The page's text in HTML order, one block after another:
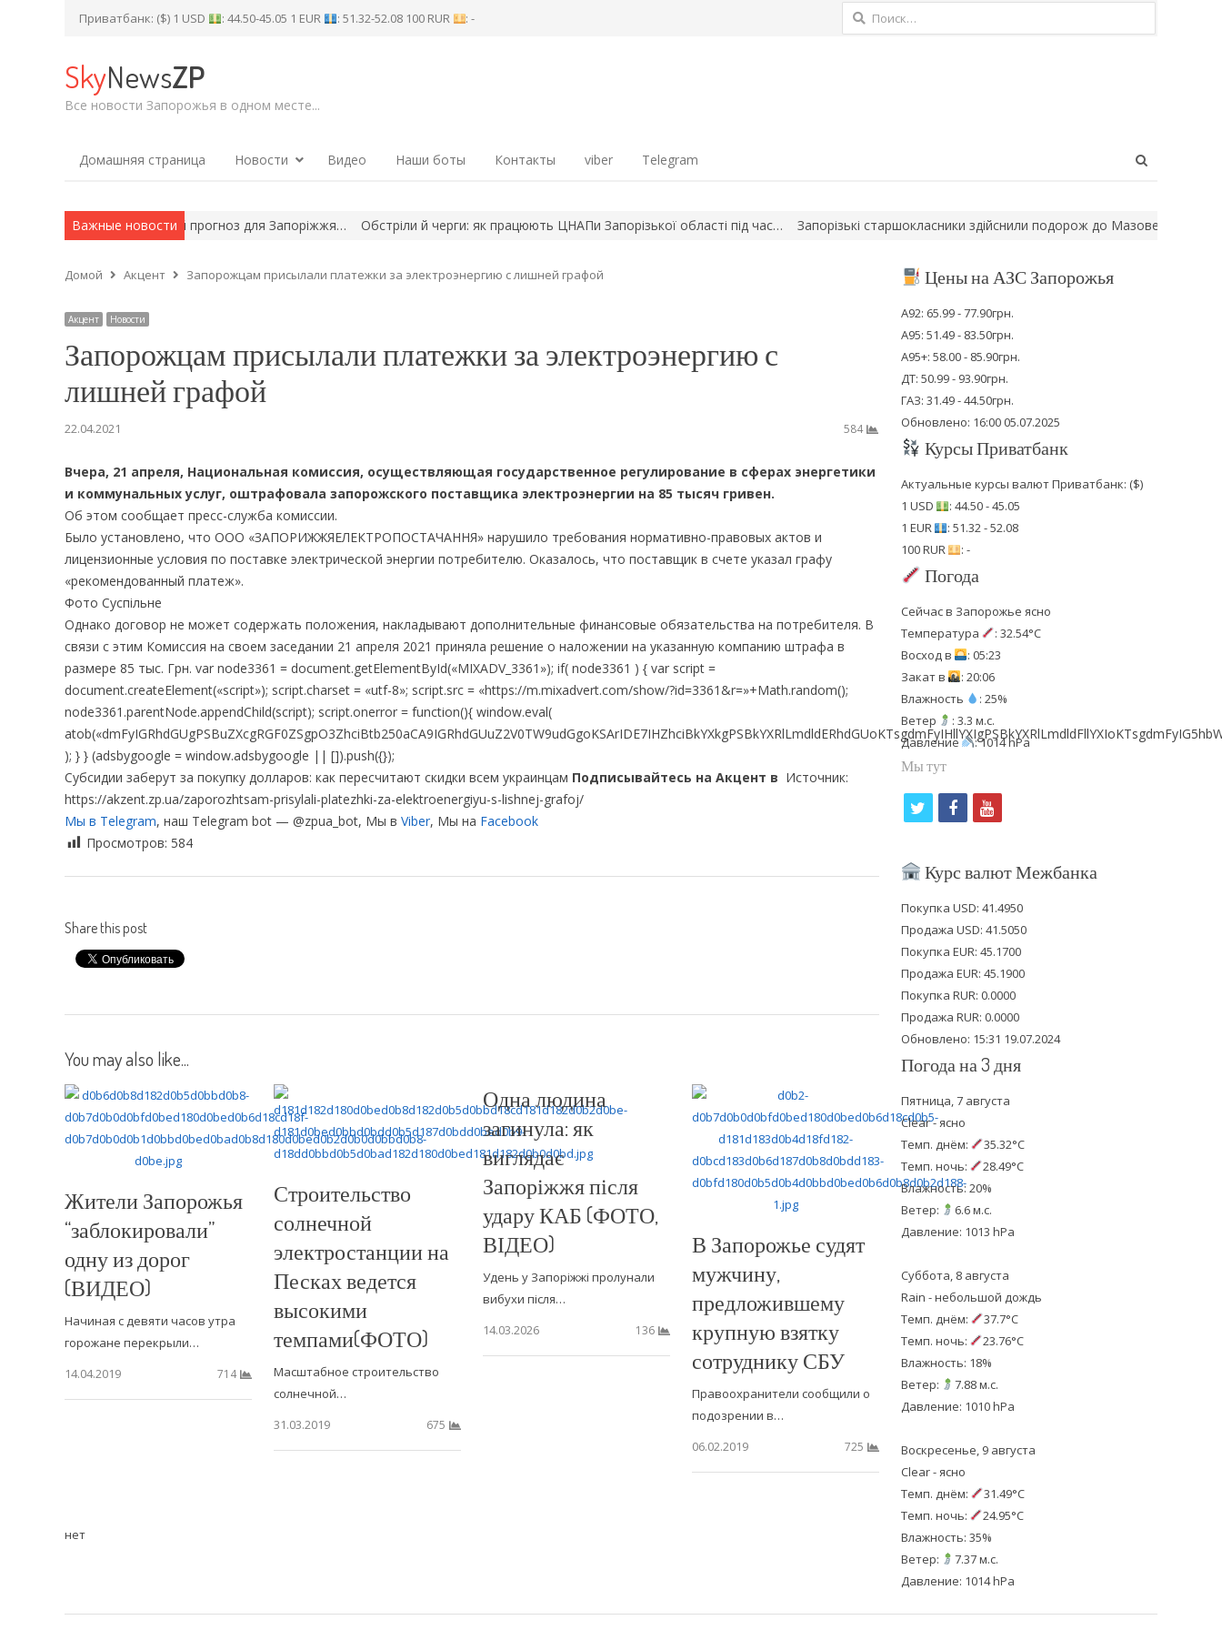
Приватбанк: ($) 1 USD : 44.50-45.05 1 EUR : 51.32-52.08 100 RUR : - Найти:
SkyNewsZP
Все новости Запорожья в одном месте...
Домашняя страница Новости Видео Наши боты Контакты viber Telegram
Важные новости
неприємний прогноз для Запоріжжя… Обстріли й черги: як працюють ЦНАПи Запорізької області під час… Запорізькі старшокласники здійснили подорож до Мазовецького
Домой Акцент Запорожцам присылали платежки за электроэнергию с лишней графой
Акцент Новости
Запорожцам присылали платежки за электроэнергию с
лишней графой
22.04.2021 584
Вчера, 21 апреля, Национальная комиссия, осуществляющая государственное регулирование в сферах энергетики
и коммунальных услуг, оштрафовала запорожского поставщика электроэнергии на 85 тысяч гривен.
Об этом сообщает пресс-служба комиссии.
Было установлено, что ООО «ЗАПОРИЖЖЯЕЛЕКТРОПОСТАЧАННЯ» нарушило требования нормативно-правовых актов и
лицензионные условия по поставке электрической энергии потребителю. Оказалось, что поставщик в счете указал графу
«рекомендованный платеж».
Фото Суспільне
Однако договор не может содержать положения, накладывают дополнительные финансовые обязательства на потребителя. В
связи с этим Комиссия на своем заседании 21 апреля 2021 приняла решение о наложении на указанную компанию штрафа в
размере 85 тыс. Грн. var node3361 = document.getElementById(«MIXADV_3361»); if( node3361 ) { var script =
document.createElement(«script»); script.charset = «utf-8»; script.src = «https://m.mixadvert.com/show/?id=3361&r=»+Math.random();
node3361.parentNode.appendChild(script); script.onerror = function(){ window.eval(
); } } (adsbygoogle = window.adsbygoogle || []).push({});
Субсидии заберут за покупку долларов: как пересчитают скидки всем украинцам Подписывайтесь на Акцент в Источник:
https://akzent.zp.ua/zaporozhtsam-prisylali-platezhki-za-elektroenergiyu-s-lishnej-grafoj/
Мы в Telegram, наш Telegram bot — @zpua_bot, Мы в Viber, Мы на Facebook
Просмотров: 584
Share this post
You may also like...
Жители Запорожья
“заблокировали”
одну из дорог
(ВИДЕО)
Начиная с девяти часов утра
горожане перекрыли…
14.04.2019
714
Строительство
солнечной
электростанции на
Песках ведется
высокими
темпами(ФОТО)
Масштабное строительство
солнечной…
31.03.2019
675
Одна людина
загинула: як
виглядає
Запоріжжя після
удару КАБ (ФОТО,
ВІДЕО)
Удень у Запоріжжі пролунали
вибухи після…
14.03.2026
136
В Запорожье судят
мужчину,
предложившему
крупную взятку
сотруднику СБУ
Правоохранители сообщили о
подозрении в…
06.02.2019
725
нет
Цены на АЗС Запорожья
А92: 65.99 - 77.90грн.
А95: 51.49 - 83.50грн.
А95+: 58.00 - 85.90грн.
ДТ: 50.99 - 93.90грн.
ГАЗ: 31.49 - 44.50грн.
Обновлено: 16:00 05.07.2025
Курсы Приватбанк
Актуальные курсы валют Приватбанк: ($)
1 USD
: 44.50 - 45.05
1 EUR
: 51.32 - 52.08
100 RUR
: -
Погода
Сейчас в Запорожье ясно
Температура
: 32.54°C
Восход в
: 05:23
Закат в
: 20:06
Влажность
: 25%
Ветер
: 3.3 м.с.
Давление
: 1014 hPa
Мы тут
i
t
e
r
f
c
b
o
o
k
y
u
u
b
e
Курс валют Межбанка
Покупка USD: 41.4950
Продажа USD: 41.5050
Покупка EUR: 45.1700
Продажа EUR: 45.1900
Покупка RUR: 0.0000
Продажа RUR: 0.0000
Обновлено: 15:31 19.07.2024
Погода на 3 дня
Пятница, 7 августа
Clear - ясно
Темп. днём:
35.32°C
Темп. ночь:
28.49°C
Влажность: 20%
Ветер:
6.6 м.с.
Давление: 1013 hPa
Суббота, 8 августа
Rain - небольшой дождь
Темп. днём:
37.7°C
Темп. ночь:
23.76°C
Влажность: 18%
Ветер:
7.88 м.с.
Давление: 1010 hPa
Воскресенье, 9 августа
Clear - ясно
Темп. днём:
31.49°C
Темп. ночь:
24.95°C
Влажность: 35%
Ветер:
7.37 м.с.
Давление: 1014 hPa